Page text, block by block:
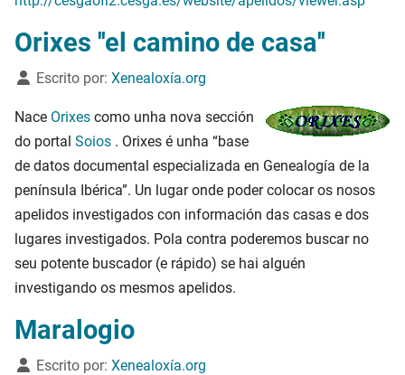
Orixes ''el camino de casa''
Detalles
Escrito por: Xenealoxía.org
Nace Orixes como unha nova sección
do portal Soios . Orixes é unha “base
de datos documental especializada en Genealogía de la
península Ibérica”. Un lugar onde poder colocar os nosos
apelidos investigados con información das casas e dos
lugares investigados. Pola contra poderemos buscar no
seu potente buscador (e rápido) se hai alguén
investigando os mesmos apelidos.
Maralogio
Detalles
Escrito por: Xenealoxía.org